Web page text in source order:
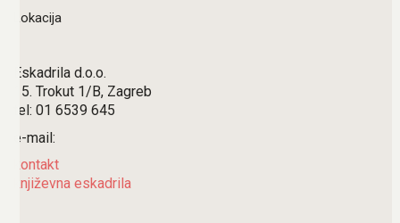
Lokacija
Eskadrila d.o.o.
15. Trokut 1/B, Zagreb
tel: 01 6539 645
e-mail:
kontakt
književna eskadrila